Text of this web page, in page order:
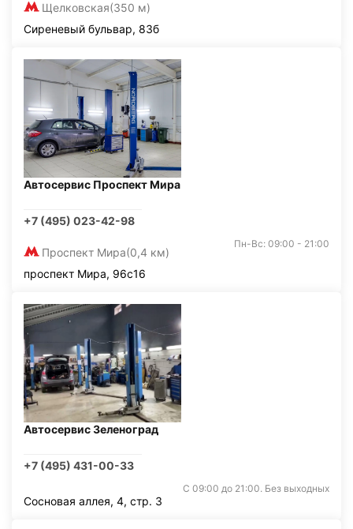
Щелковская(350 м)
Сиреневый бульвар, 83б
Автосервис Проспект Мира
+7 (495) 023-42-98
Проспект Мира(0,4 км)
Пн-Вс: 09:00 - 21:00
проспект Мира, 96с16
Автосервис Зеленоград
+7 (495) 431-00-33
С 09:00 до 21:00. Без выходных
Сосновая аллея, 4, стр. 3